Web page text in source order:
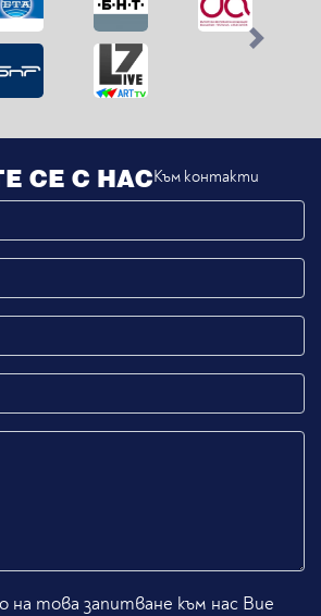
Next
СЕ С НАСКъм контакти
на това запитване към нас Вие